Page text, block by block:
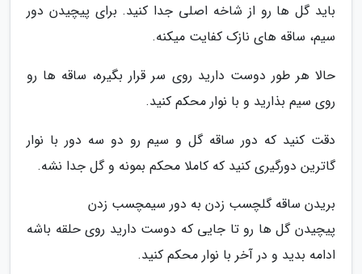
باید گل ها رو از شاخه اصلی جدا کنید. برای پیچیدن دور
سیم، ساقه های نازک کفایت میکنه.
حالا هر طور دوست دارید روی سر قرار بگیره، ساقه ها رو
روی سیم بذارید و با نوار محکم کنید.
دقت کنید که دور ساقه گل و سیم رو دو سه دور با نوار
گاترین دورگیری کنید که کاملا محکم بمونه و گل جدا نشه.
بریدن ساقه گلچسب زدن به دور سیمچسب زدن
پیچیدن گل ها رو تا جایی که دوست دارید روی حلقه باشه
ادامه بدید و در آخر با نوار محکم کنید.